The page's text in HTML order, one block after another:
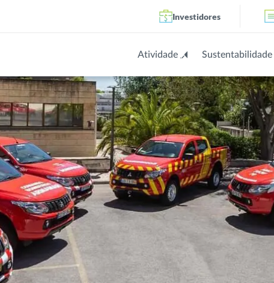
Investidores
Atividade Sustentabilidade